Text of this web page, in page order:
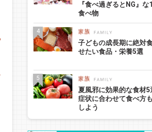
『食べ過ぎるとNG』な
食べ物
子どもの成長期に絶対
せたい食品・栄養5選
夏風邪に効果的な食材5
症状に合わせて食べ方
しよう